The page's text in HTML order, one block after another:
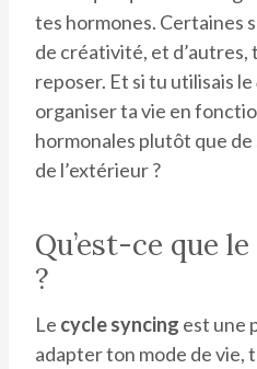
tes hormones. Certaines
de créativité, et d’autres,
reposer. Et si tu utilisais le
organiser ta vie en
hormonales plutôt que
de l’extérieur ?
Qu’est-ce que
?
Le cycle syncing est une
adapter ton mode de vie,